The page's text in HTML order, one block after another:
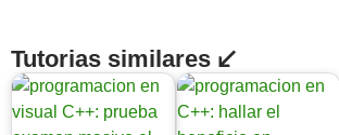
Tutorias similares ↙